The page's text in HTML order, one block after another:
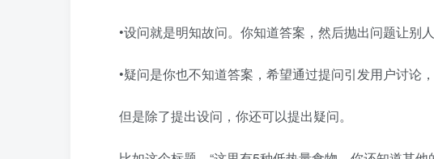
•设问就是明知故问。你知道答案，然后抛出问题让别
•疑问是你也不知道答案，希望通过提问引发用户讨论
但是除了提出设问，你还可以提出疑问。